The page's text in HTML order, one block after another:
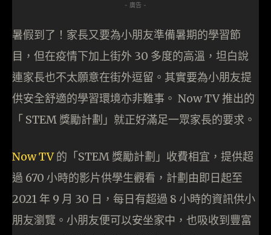
- 廣告 -
暑假到了！家長又要為小朋友準備暑期的學習節
目，但在疫情下加上街外 30 多度的高溫，坦白說
連家長也不太願意在街外逗留。其實要為小朋友提
供安全舒適的學習環境亦非難事。 Now TV 推出的
「 STEM 獎勵計劃」就正好滿足一眾家長的要求。
Now TV的「STEM 獎勵計劃」收費相宜，提供超
過 670 小時的影片供學生觀看，計劃由即日起至
2021 年 9 月 30 日，每日有超過 8 小時的資訊供小
朋友瀏覽。小朋友便可以安坐家中，也吸收到豐富